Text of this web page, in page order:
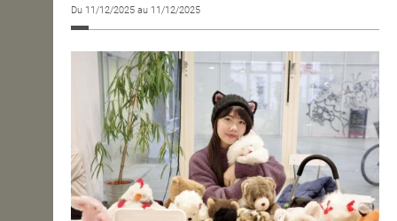
Du 11/12/2025 au 11/12/2025